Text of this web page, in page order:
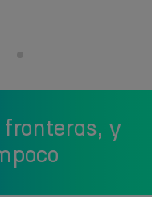
fronteras, y